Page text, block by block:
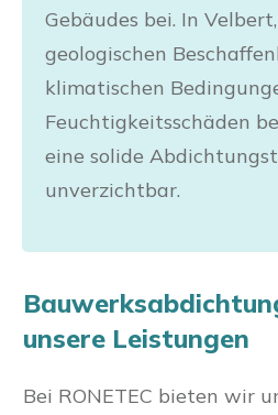
Gebäudes bei. In
geologischen
klimatischen
Feuchtigkeitsschäden
eine solide
unverzichtbar.
unsere Leistungen
Bei RONETEC bieten wir